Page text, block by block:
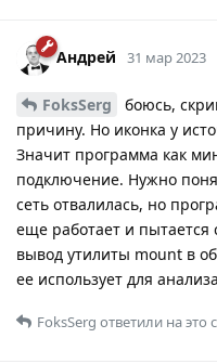
Андрей 31 мар 2023
FoksSerg
боюсь,
причину. Но иконка у
Значит программа как
подключение. Нужно
сеть отвалилась, но
еще работает и
вывод утилиты mount в
ее использует для
FoksSerg ответили на это